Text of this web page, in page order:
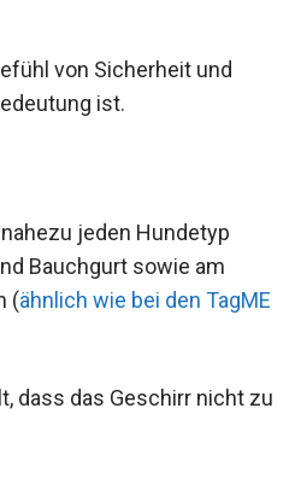
von Sicherheit und
ist.
jeden Hundetyp
Bauchgurt sowie am
(ähnlich wie bei den TagME
dass das Geschirr nicht zu